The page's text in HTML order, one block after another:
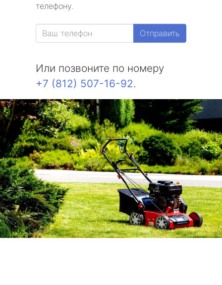
телефону.
Отправить
Или позвоните по номеру
+7 (812) 507-16-92.